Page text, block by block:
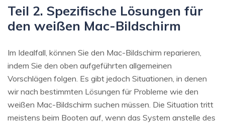
Teil 2. Spezifische Lösungen für
den weißen Mac-Bildschirm
Im Idealfall, können Sie den Mac-Bildschirm reparieren,
indem Sie den oben aufgeführten allgemeinen
Vorschlägen folgen. Es gibt jedoch Situationen, in denen
wir nach bestimmten Lösungen für Probleme wie den
weißen Mac-Bildschirm suchen müssen. Die Situation tritt
meistens beim Booten auf, wenn das System anstelle des